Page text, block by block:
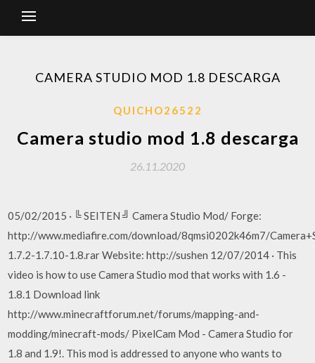
CAMERA STUDIO MOD 1.8 DESCARGA
QUICHO26522
Camera studio mod 1.8 descarga
26.11.2020
05/02/2015 · ╚ SEITEN ╝ Camera Studio Mod/ Forge:
http://www.mediafire.com/download/8qmsi0202k46m7/
1.7.2-1.7.10-1.8.rar Website: http://sushen 12/07/2014 · This
video is how to use Camera Studio mod that works with 1.6 -
1.8.1 Download link
http://www.minecraftforum.net/forums/mapping-and-
modding/minecraft-mods/ PixelCam Mod - Camera Studio for
1.8 and 1.9!. This mod is addressed to anyone who wants to